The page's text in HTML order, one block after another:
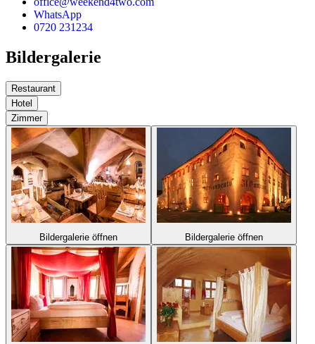
WhatsApp
0720 231234
Bildergalerie
Restaurant
Hotel
Zimmer
Bildergalerie öffnen Bildergalerie öffnen